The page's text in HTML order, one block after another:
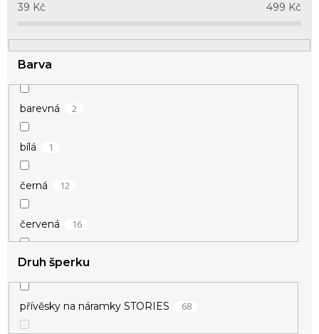
t
ů
39 Kč 499 Kč
Barva
barevná 2
bílá 1
černá 12
červená 16
duhová 1
fialová 1
Druh šperku
přívěsky na náramky STORIES 68